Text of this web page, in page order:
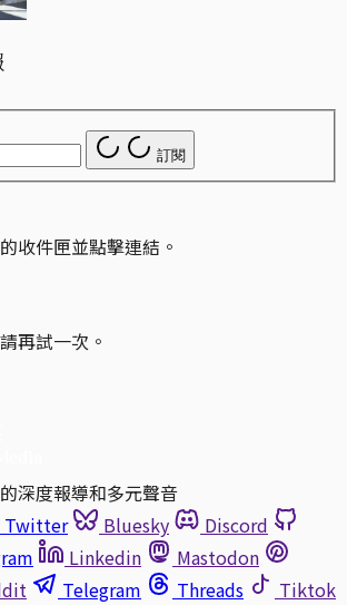
訂閱
收件匣並點擊連結。
再試一次。
深度報導和多元聲音
Twitter Bluesky
Discord
Linkedin
Mastodon
Telegram Threads
Tiktok